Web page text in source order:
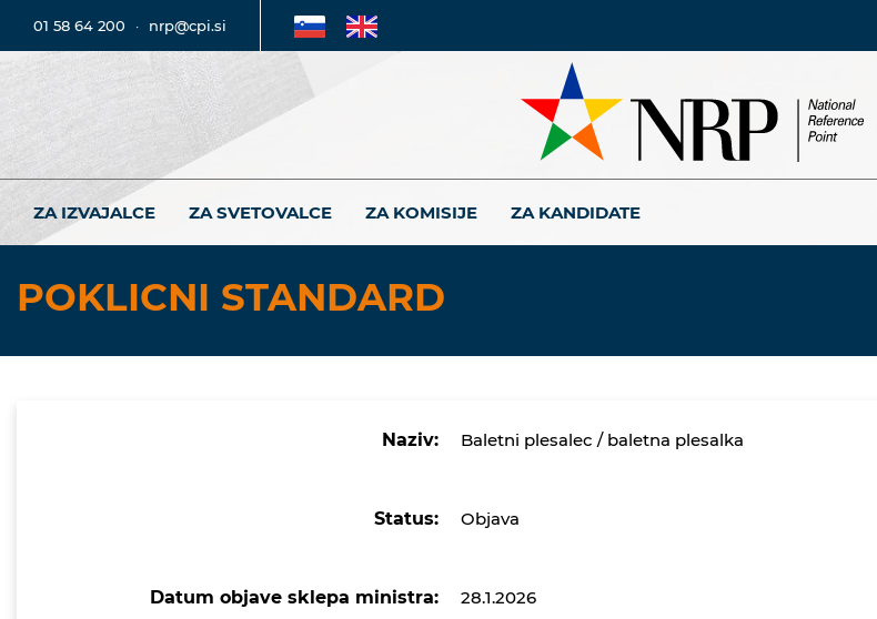
01 58 64 200 · nrp@cpi.si
ZA IZVAJALCE ZA SVETOVALCE ZA KOMISIJE ZA KANDIDATE
POKLICNI STANDARD
Naziv: Baletni plesalec / baletna plesalka
Status: Objava
Datum objave sklepa ministra: 28.1.2026